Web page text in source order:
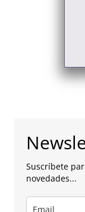
Suscríbete
novedades...